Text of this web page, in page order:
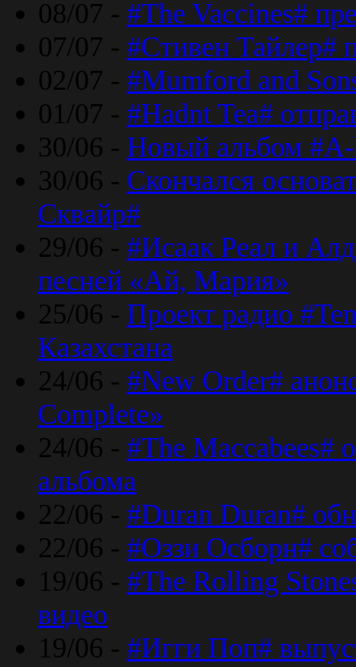
08/07 - #The Vaccines#
07/07 - #Стивен Тайлер#
02/07 - #Mumford and
01/07 - #Hadnt Tea#
30/06 - Новый альбом #A-
30/06 - Скончался
Сквайр#
29/06 - #Исаак Реал и
песней «Ай, Мария»
25/06 - Проект радио
Казахстана
24/06 - #New Order#
Complete»
24/06 - #The Maccabees#
альбома
22/06 - #Duran Duran#
22/06 - #Оззи Осборн#
19/06 - #The Rolling
видео
19/06 - #Игги Поп#